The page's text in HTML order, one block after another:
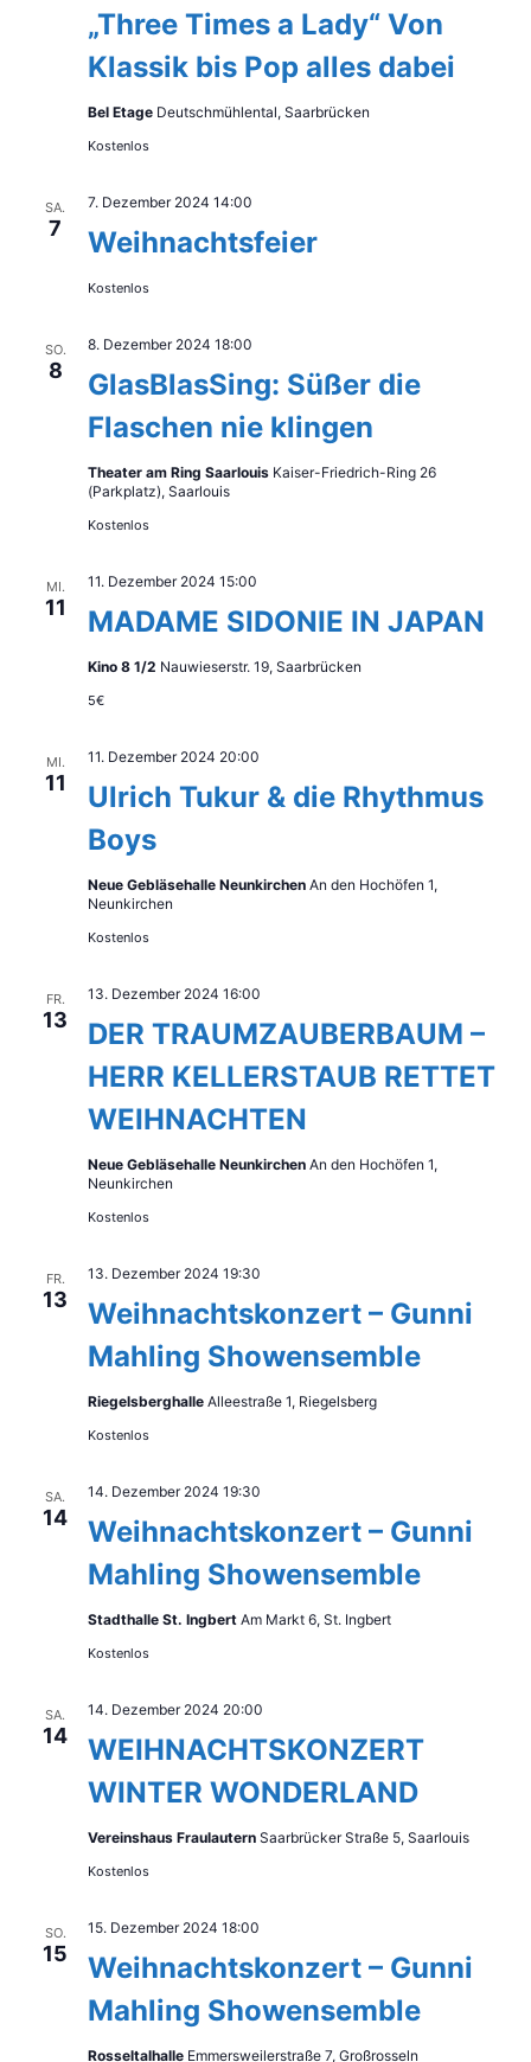
„Three Times a Lady“ Von
Klassik bis Pop alles dabei
Bel Etage Deutschmühlental, Saarbrücken
Kostenlos
SA.
7 Weihnachtsfeier
7. Dezember 2024 14:00
Kostenlos
SO.
8
GlasBlasSing: Süßer die
Flaschen nie klingen
8. Dezember 2024 18:00
Theater am Ring Saarlouis Kaiser-Friedrich-Ring 26
(Parkplatz), Saarlouis
Kostenlos
MI.
11 MADAME SIDONIE IN JAPAN
11. Dezember 2024 15:00
Kino 8 1/2 Nauwieserstr. 19, Saarbrücken
5€
MI.
11
Ulrich Tukur & die Rhythmus
Boys
11. Dezember 2024 20:00
Neue Gebläsehalle Neunkirchen An den Hochöfen 1,
Neunkirchen
Kostenlos
FR.
13
DER TRAUMZAUBERBAUM –
HERR KELLERSTAUB RETTET
WEIHNACHTEN
13. Dezember 2024 16:00
Neue Gebläsehalle Neunkirchen An den Hochöfen 1,
Neunkirchen
Kostenlos
FR.
13
Weihnachtskonzert – Gunni
Mahling Showensemble
13. Dezember 2024 19:30
Riegelsberghalle Alleestraße 1, Riegelsberg
Kostenlos
SA.
14
Weihnachtskonzert – Gunni
Mahling Showensemble
14. Dezember 2024 19:30
Stadthalle St. Ingbert Am Markt 6, St. Ingbert
Kostenlos
SA.
14
WEIHNACHTSKONZERT
WINTER WONDERLAND
14. Dezember 2024 20:00
Vereinshaus Fraulautern Saarbrücker Straße 5, Saarlouis
Kostenlos
SO.
15
Weihnachtskonzert – Gunni
Mahling Showensemble
15. Dezember 2024 18:00
Rosseltalhalle Emmersweilerstraße 7, Großrosseln